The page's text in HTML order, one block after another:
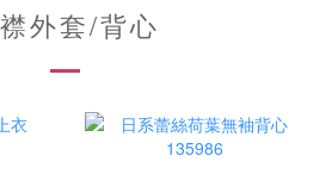
外套/背心